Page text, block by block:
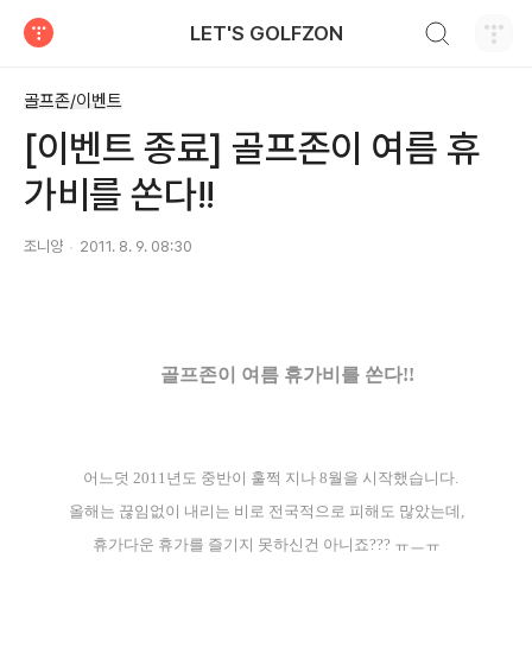
LET'S GOLFZON
골프존/이벤트
[이벤트 종료] 골프존이 여름 휴
가비를 쏜다!!
조니양 2011. 8. 9. 08:30
골프존이 여름 휴가비를 쏜다!!
어느덧 2011년도 중반이 훌쩍 지나 8월을 시작했습니다.
올해는 끊임없이 내리는 비로 전국적으로 피해도 많았는데 ,
휴가다운 휴가를 즐기지 못하신건 아니죠??? ㅠㅡㅠ